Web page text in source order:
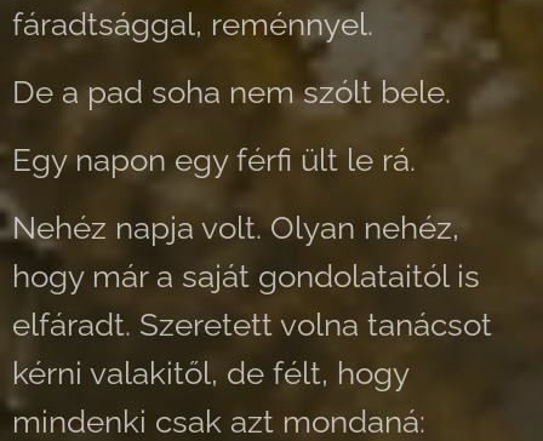
fáradtsággal, reménnyel.
De a pad soha nem szólt bele.
Egy napon egy férfi ült le rá.
Nehéz napja volt. Olyan nehéz,
hogy már a saját gondolataitól is
elfáradt. Szeretett volna tanácsot
kérni valakitől, de félt, hogy
mindenki csak azt mondaná: